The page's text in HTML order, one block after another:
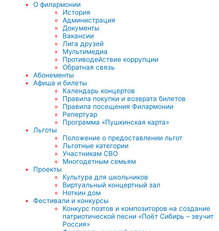
О филармонии
История
Администрация
Документы
Вакансии
Лига друзей
Мультимедиа
Противодействие коррупции
Обратная связь
Абонементы
Афиша и билеты
Календарь концертов
Правила покупки и возврата билетов
Правила посещения Филармонии
Репертуар
Программа «Пушкинская карта»
Льготы
Положение о предоставлении льгот
Льготные категории
Участникам СВО
Многодетным семьям
Проекты
Культура для школьников
Виртуальный концертный зал
Ноткин дом
Фестивали и конкурсы
Конкурс поэтов и композиторов на создание
патриотической песни «Поёт Сибирь – звучит
Россия»